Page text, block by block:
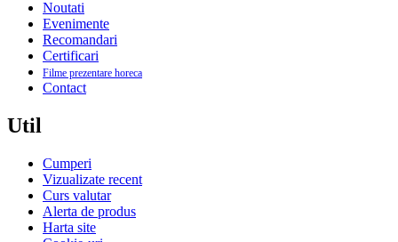
Noutati
Evenimente
Recomandari
Certificari
Filme prezentare horeca
Contact
Util
Cumperi
Vizualizate recent
Curs valutar
Alerta de produs
Harta site